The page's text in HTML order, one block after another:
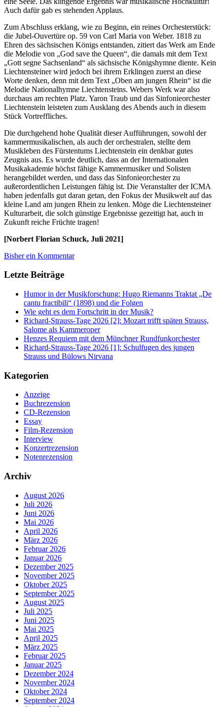
Auch dafür gab es stehenden Applaus.
Zum Abschluss erklang, wie zu Beginn, ein reines Orchesterstück:
die Jubel-Ouvertüre op. 59 von Carl Maria von Weber. 1818 zu
Ehren des sächsischen Königs entstanden, zitiert das Werk am Ende
die Melodie von „God save the Queen“, die damals mit dem Text
„Gott segne Sachsenland“ als sächsische Königshymne diente. Kein
Liechtensteiner wird jedoch bei ihrem Erklingen zuerst an diese
Worte denken, denn mit dem Text „Oben am jungen Rhein“ ist die
Melodie Nationalhymne Liechtensteins. Webers Werk war also
durchaus am rechten Platz. Yaron Traub und das Sinfonieorchester
Liechtenstein leisteten zum Ausklang des Abends auch in diesem
Stück Vortreffliches.
Die durchgehend hohe Qualität dieser Aufführungen, sowohl der
kammermusikalischen, als auch der orchestralen, stellte dem
Musikleben des Fürstentums Liechtenstein ein denkbar gutes
Zeugnis aus. Es wurde deutlich, dass an der Internationalen
Musikakademie höchst fähige Kammermusiker und Solisten
herangebildet werden, und dass das Sinfonieorchester zu
außerordentlichen Leistungen fähig ist. Die Veranstalter der ICMA
haben jedenfalls gut daran getan, den Fokus der Musikwelt auf das
kleine Land am jungen Rhein zu lenken. Möge die Liechtensteiner
Kulturarbeit, die solch günstige Ergebnisse gezeitigt hat, auch in
Zukunft reiche Früchte tragen!
[Norbert Florian Schuck, Juli 2021]
Bisher ein Kommentar
Letzte Beiträge
Humor in der Musikforschung: Hugo Riemanns Traktat „De
cantu fractibili“ (1898) und die Folgen
Wie geht es dem Fortschritt in der Musik?
Richard-Strauss-Tage 2026 [2]: Mozart trifft späten Strauss,
Salome als Kammeroper
Henzes Requiem mit dem Münchner Rundfunkorchester
Richard-Strauss-Tage 2026 [1]: Schulfugen des jungen
Strauss und Bülows Nirvana
Kategorien
Anzeige
Buchrezension
CD-Rezension
Essay
Film-Rezension
Interview
Konzertrezension
Notenrezension
Archiv
August 2026
Juli 2026
Juni 2026
Mai 2026
April 2026
März 2026
Februar 2026
Januar 2026
Dezember 2025
November 2025
Oktober 2025
September 2025
August 2025
Juli 2025
Juni 2025
Mai 2025
April 2025
März 2025
Februar 2025
Januar 2025
Dezember 2024
November 2024
Oktober 2024
September 2024